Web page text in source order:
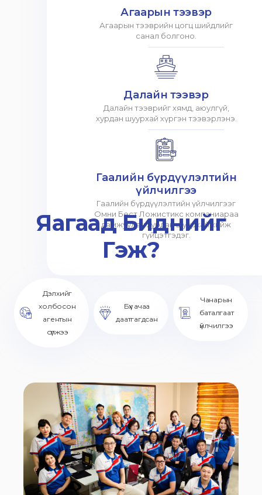
Агаарын тээвэр
Агаарын тээврийн цогц шийдлийг
санал болгоно.
Далайн тээвэр
Далайн тээврийг хямд, аюулгүй,
хурдан шуурхай хүргэн тээвэрлэнэ.
Гаалийн бүрдүүлэлтийн
үйлчилгээ
Гаалийн бүрдүүлэлтийн үйлчилгээг
Омни Бест Ложистикс компаниараа
дамжуулан хурдан шуурхай хийж
гүйцэтгэдэг.
Яагаад Биднийг
Гэж?
Дэлхийг
холбосон
агентын
сүлжээ
Бүх ачаа
даатгагдсан
Чанарын
баталгаат
үйлчилгээ